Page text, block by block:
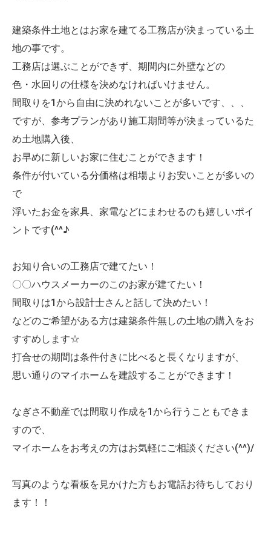
建築条件土地とはお家を建てる工務店が決まっている土
地の事です。
工務店は選ぶことができず、期間内に外壁などの
色・水回りの仕様を決めなければいけません。
間取りを1から自由に決めれないことが多いです、、、
ですが、参考プランがあり施工期間等が決まっているた
め土地購入後、
お早めに新しいお家に住むことができます！
条件が付いている分価格は相場よりお安いことが多いの
で
浮いたお金を家具、家電などにまわせるのも嬉しいポイ
ントです(^^♪
お知り合いの工務店で建てたい！
〇〇ハウスメーカーのこのお家が建てたい！
間取りは1から設計士さんと話して決めたい！
などのご希望がある方は建築条件無しの土地の購入をお
すすめします☆
打合せの期間は条件付きに比べると長くなりますが、
思い通りのマイホームを建設することができます！
なぎさ不動産では間取り作成を1から行うこともできま
すので、
マイホームをお考えの方はお気軽にご相談ください(^^)/
写真のような看板を見かけた方もお電話お待ちしており
ます！！